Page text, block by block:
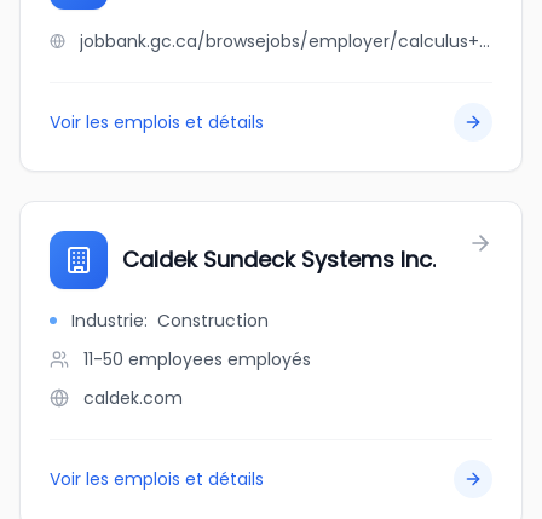
jobbank.gc.ca/browsejobs/employer/calculus+financial/ca
Voir les emplois et détails
Caldek Sundeck Systems Inc.
Industrie: Construction
11-50 employees employés
caldek.com
Voir les emplois et détails